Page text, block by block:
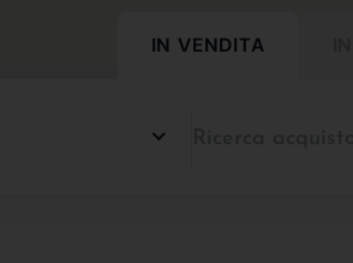
IN VENDITA